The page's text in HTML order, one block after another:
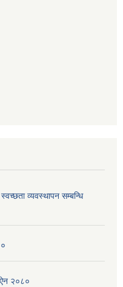
व्यवस्थापन सम्बन्धि
ऐन २०८०